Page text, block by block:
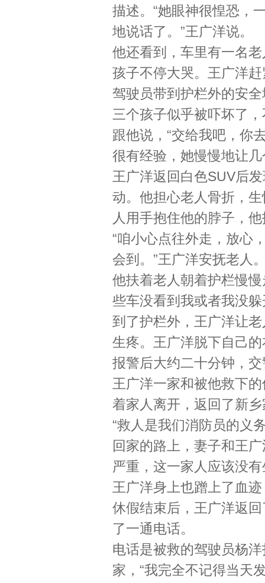
描述。“她眼神很惶恐，
地说话了。”王广洋说。
他还看到，车里有一名
孩子不停大哭。王广洋
驾驶员带到护栏外的安
三个孩子似乎被吓坏了
跟他说，“交给我吧，你
很有经验，她慢慢地让
王广洋返回白色SUV后
动。他担心老人骨折，
人用手抱住他的脖子，
“咱小心点往外走，放心
会到。”王广洋安抚老人
他扶着老人朝着护栏慢
些车没看到我或者我没躲
到了护栏外，王广洋让
生疼。王广洋脱下自己
报警后大约二十分钟，
王广洋一家和被他救下
着家人离开，返回了新
“救人是我们消防员的义
回家的路上，妻子和王
严重，这一家人应该没
王广洋身上也蹭上了血
休假结束后，王广洋返
了一通电话。
电话是被救的驾驶员杨
家，“我完全不记得当天